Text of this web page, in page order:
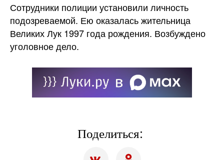
Сотрудники полиции установили личность
подозреваемой. Ею оказалась жительница
Великих Лук 1997 года рождения. Возбуждено
уголовное дело.
Поделиться: